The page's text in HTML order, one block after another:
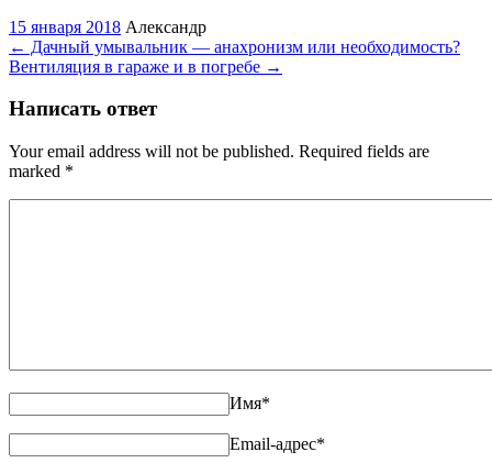
15 января 2018 Александр
← Дачный умывальник — анахронизм или необходимость?
Вентиляция в гараже и в погребе →
Написать ответ
Your email address will not be published. Required fields are
marked *
Имя*
Email-адрес*